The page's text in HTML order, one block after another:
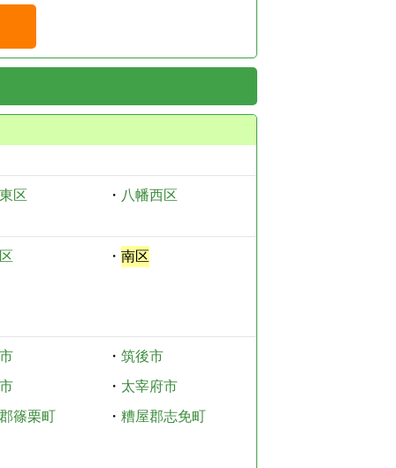
区 ・ 八幡西区
・ 南区
・ 筑後市
・ 太宰府市
篠栗町
・ 糟屋郡志免町